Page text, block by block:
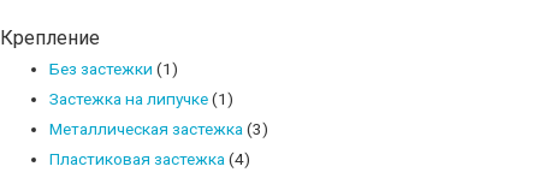
Крепление
Без застежки (1)
Застежка на липучке(1)
Металлическая застежка(3)
Пластиковая застежка(4)